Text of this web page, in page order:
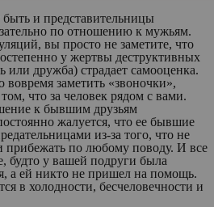
и представительницы
по отношению к мужьям.
вы просто не заметите, что
у жертвы деструктивных
дружба) страдает самооценка.
заметить «звоночки»,
что за человек рядом с вами.
к бывшим друзьям
жалуется, что ее бывшие
из-за того, что не
прибежать по любому поводу. И все
будто у вашей подруги была
а ей никто не пришел на помощь.
в холодности, бесчеловечности и